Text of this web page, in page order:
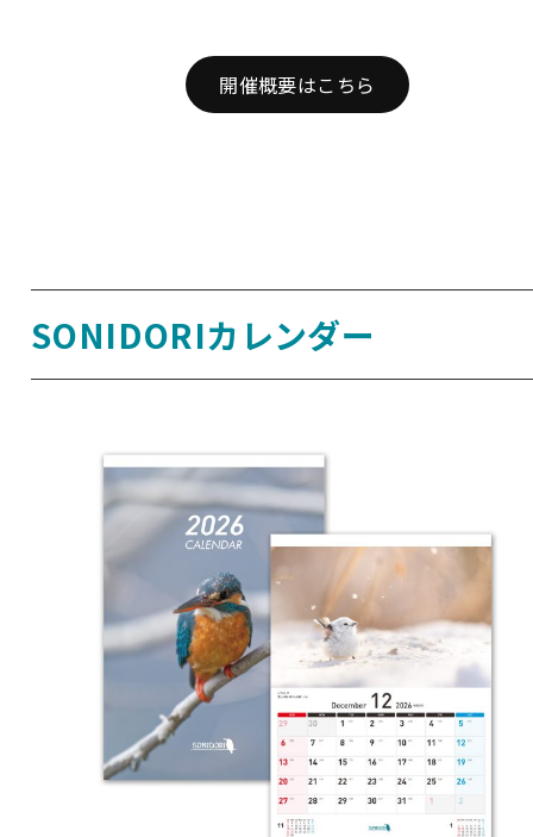
開催概要はこちら
SONIDORIカレンダー